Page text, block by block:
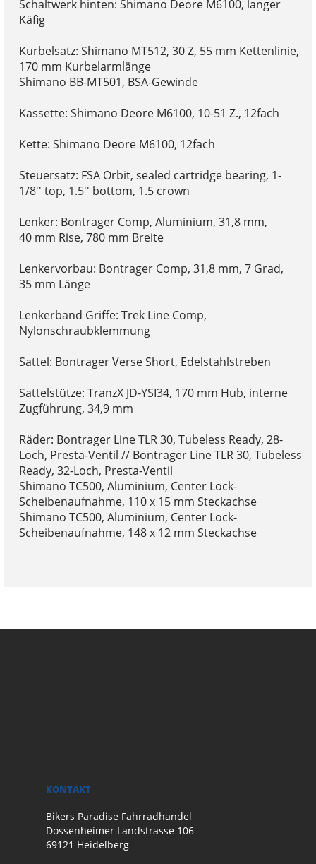
Schaltwerk hinten: Shimano Deore M6100, langer
Käfig
Kurbelsatz: Shimano MT512, 30 Z, 55 mm Kettenlinie,
170 mm Kurbelarmlänge
Shimano BB-MT501, BSA-Gewinde
Kassette: Shimano Deore M6100, 10-51 Z., 12fach
Kette: Shimano Deore M6100, 12fach
Steuersatz: FSA Orbit, sealed cartridge bearing, 1-
1/8'' top, 1.5'' bottom, 1.5 crown
Lenker: Bontrager Comp, Aluminium, 31,8 mm,
40 mm Rise, 780 mm Breite
Lenkervorbau: Bontrager Comp, 31,8 mm, 7 Grad,
35 mm Länge
Lenkerband Griffe: Trek Line Comp,
Nylonschraubklemmung
Sattel: Bontrager Verse Short, Edelstahlstreben
Sattelstütze: TranzX JD-YSI34, 170 mm Hub, interne
Zugführung, 34,9 mm
Räder: Bontrager Line TLR 30, Tubeless Ready, 28-
Loch, Presta-Ventil // Bontrager Line TLR 30, Tubeless
Ready, 32-Loch, Presta-Ventil
Shimano TC500, Aluminium, Center Lock-
Scheibenaufnahme, 110 x 15 mm Steckachse
Shimano TC500, Aluminium, Center Lock-
Scheibenaufnahme, 148 x 12 mm Steckachse
KONTAKT
Bikers Paradise Fahrradhandel
Dossenheimer Landstrasse 106
69121 Heidelberg